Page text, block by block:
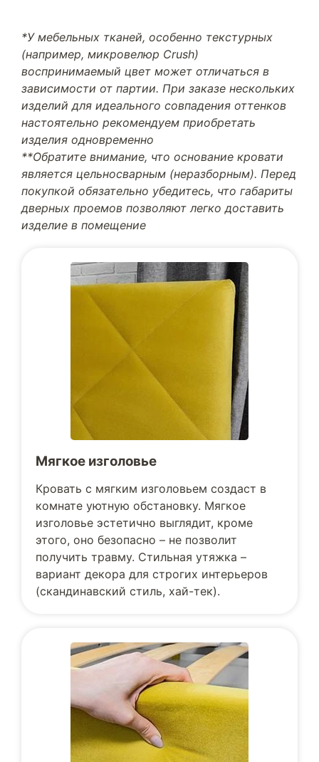
*У мебельных тканей, особенно текстурных
(например, микровелюр Crush)
воспринимаемый цвет может отличаться в
зависимости от партии. При заказе нескольких
изделий для идеального совпадения оттенков
настоятельно рекомендуем приобретать
изделия одновременно
**Обратите внимание, что основание кровати
является цельносварным (неразборным). Перед
покупкой обязательно убедитесь, что габариты
дверных проемов позволяют легко доставить
изделие в помещение
Мягкое изголовье
Кровать с мягким изголовьем создаст в
комнате уютную обстановку. Мягкое
изголовье эстетично выглядит, кроме
этого, оно безопасно – не позволит
получить травму. Стильная утяжка –
вариант декора для строгих интерьеров
(скандинавский стиль, хай-тек).